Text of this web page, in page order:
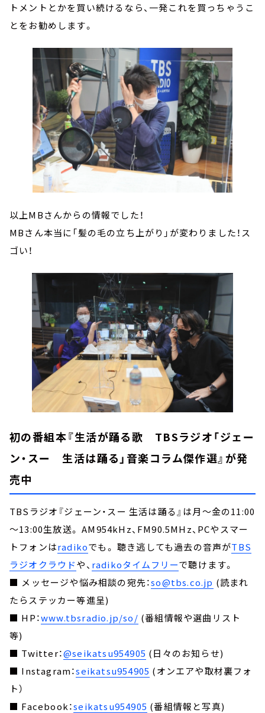
トメントとかを買い続けるなら、一発これを買っちゃうこ
とをお勧めします。
以上MBさんからの情報でした！
MBさん本当に「髪の毛の立ち上がり」が変わりました！ス
ゴい！
初の番組本『生活が踊る歌 TBSラジオ「ジェー
ン・スー 生活は踊る」音楽コラム傑作選』が発
売中
TBSラジオ『ジェーン・スー 生活は踊る』は月～金の11:00
～13:00生放送。 AM954kHz、FM90.5MHz、PCやスマー
トフォンはradikoでも。 聴き逃しても過去の音声がTBS
ラジオクラウドや、 radikoタイムフリーで聴けます。
■ メッセージや悩み相談の宛先：so@tbs.co.jp (読まれ
たらステッカー等進呈)
■ HP：www.tbsradio.jp/so/ (番組情報や選曲リスト
等)
■ Twitter：@seikatsu954905 (日々のお知らせ)
■ Instagram：seikatsu954905 (オンエアや取材裏フォ
ト）
■ Facebook：seikatsu954905 (番組情報と写真)